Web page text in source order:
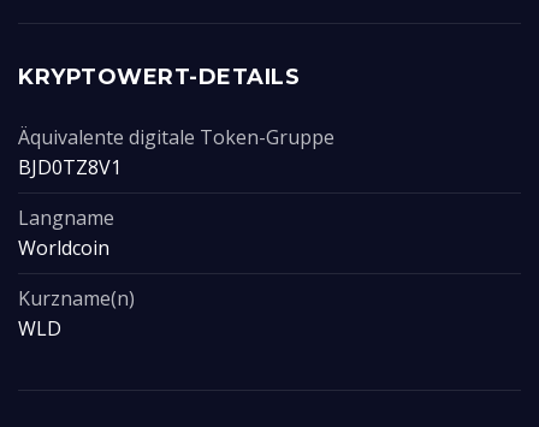
KRYPTOWERT-DETAILS
Äquivalente digitale Token-Gruppe
BJD0TZ8V1
Langname
Worldcoin
Kurzname(n)
WLD